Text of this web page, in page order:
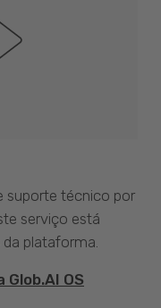
suporte técnico por
serviço está
plataforma.
OS